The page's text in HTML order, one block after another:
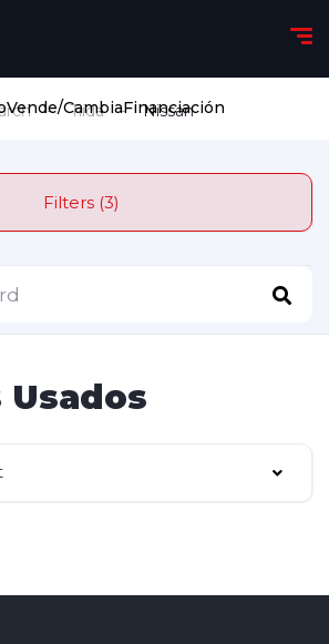
Vende/CambiaFinanciación
Tiida Nissan
Filters (3)
Usados